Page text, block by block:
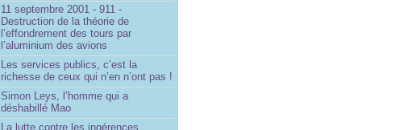
11 septembre 2001 - 911 -
Destruction de la théorie de
l’effondrement des tours par
l’aluminium des avions
Les services publics, c’est la
richesse de ceux qui n’en n’ont pas !
Simon Leys, l’homme qui a
déshabillé Mao
La lutte contre les ingérences